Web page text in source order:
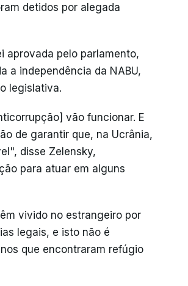
detidos por alegada
aprovada pelo parlamento,
a independência da NABU,
legislativa.
vão funcionar. E
de garantir que, na Ucrânia,
disse Zelensky,
para atuar em alguns
vivido no estrangeiro por
legais, e isto não é
que encontraram refúgio